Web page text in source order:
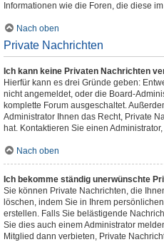
Informationen wie die Foren, die diese
Nach oben
Private Nachrichten
Ich kann keine Privaten Nachrichten
Hierfür kann es drei Gründe geben:
nicht angemeldet, oder die Board-
komplette Forum ausgeschaltet.
Administrator Ihnen das Recht, Private
hat. Kontaktieren Sie einen
Nach oben
Ich bekomme ständig unerwünschte
Sie können Private Nachrichten, die
löschen, indem Sie in Ihrem
erstellen. Falls Sie belästigende
Sie dies auch einem Administrator
Mitglied dann verbieten, Private